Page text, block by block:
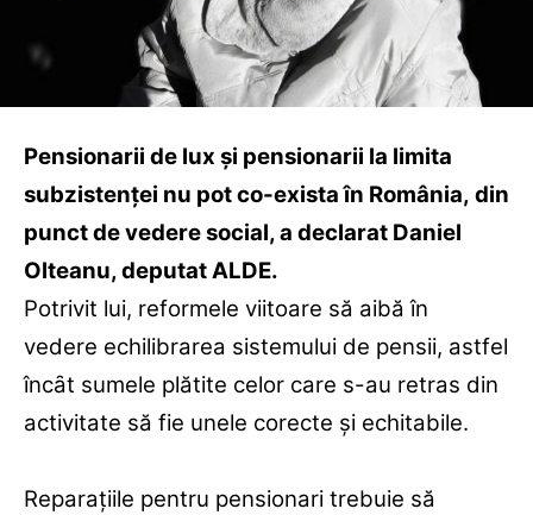
Pensionarii de lux şi pensionarii la limita
subzistenţei nu pot co-exista în România, din
punct de vedere social, a declarat Daniel
Olteanu, deputat ALDE.
Potrivit lui, reformele viitoare să aibă în
vedere echilibrarea sistemului de pensii, astfel
încȃt sumele plătite celor care s-au retras din
activitate să fie unele corecte şi echitabile.
Reparaţiile pentru pensionari trebuie să